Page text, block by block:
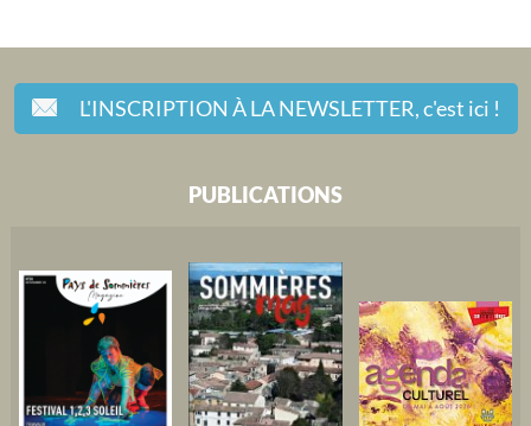
L'INSCRIPTION À LA NEWSLETTER,c'est ici !
PUBLICATIONS